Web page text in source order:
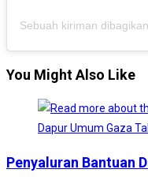
You Might Also Like
Penyaluran Bantuan